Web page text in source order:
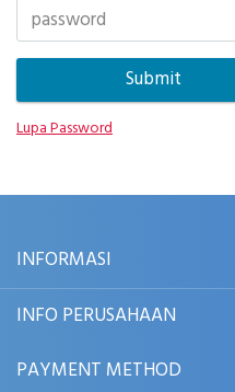
Lupa Password
INFORMASI
INFO PERUSAHAAN
PAYMENT METHOD